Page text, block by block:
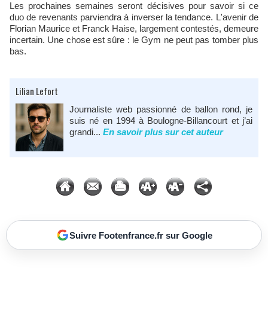
Les prochaines semaines seront décisives pour savoir si ce
duo de revenants parviendra à inverser la tendance. L'avenir de
Florian Maurice et Franck Haise, largement contestés, demeure
incertain. Une chose est sûre : le Gym ne peut pas tomber plus
bas.
Lilian Lefort
Journaliste web passionné de ballon rond, je
suis né en 1994 à Boulogne-Billancourt et j’ai
grandi... En savoir plus sur cet auteur
Suivre Footenfrance.fr sur Google